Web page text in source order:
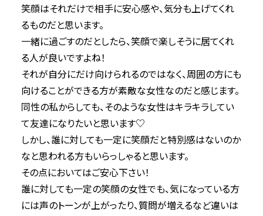
笑顔はそれだけで相手に安心感や、気分も上げてくれ
るものだと思います。
一緒に過ごすのだとしたら、笑顔で楽しそうに居てくれ
る人が良いですよね！
それが自分にだけ向けられるのではなく、周囲の方にも
向けることができる方が素敵な女性なのだと感じます。
同性の私からしても、そのような女性はキラキラしてい
て友達になりたいと思います♡
しかし、誰に対しても一定に笑顔だと特別感はないのか
なと思われる方もいらっしゃると思います。
その点においてはご安心下さい！
誰に対しても一定の笑顔の女性でも、気になっている方
には声のトーンが上がったり、質問が増えるなど違いは